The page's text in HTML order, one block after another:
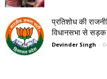
प्रतिशोध की
विधानसभा से
Devinder Singh -